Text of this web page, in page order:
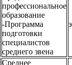
профессиональное
образование
-Программа
подготовки
специалистов
среднего звена
Среднее